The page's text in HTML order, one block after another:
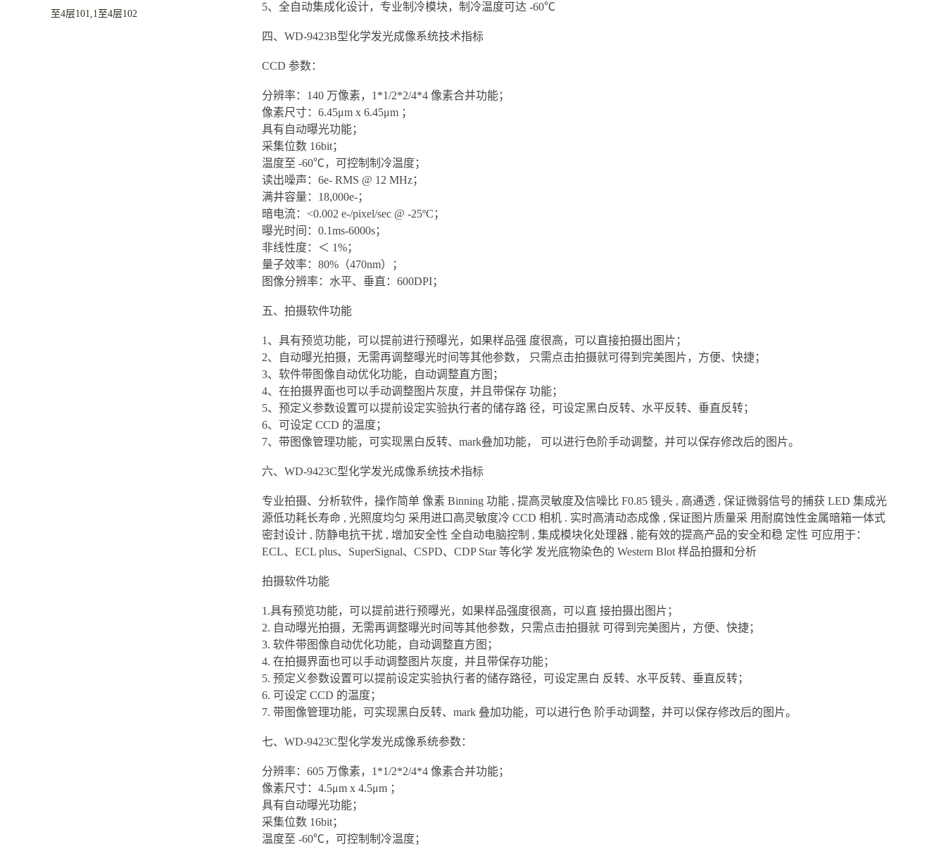
至4层101,1至4层102
5、全自动集成化设计，专业制冷模块，制冷温度可达 -60℃
四、WD-9423B型化学发光成像系统技术指标
CCD 参数：
分辨率：140 万像素，1*1/2*2/4*4 像素合并功能；
像素尺寸：6.45μm x 6.45μm ；
具有自动曝光功能；
采集位数 16bit；
温度至 -60℃，可控制制冷温度；
读出噪声：6e- RMS @ 12 MHz；
满井容量：18,000e-；
暗电流：<0.002 e-/pixel/sec @ -25ºC；
曝光时间：0.1ms-6000s；
非线性度：＜ 1%；
量子效率：80%（470nm）；
图像分辨率：水平、垂直：600DPI；
五、拍摄软件功能
1、具有预览功能，可以提前进行预曝光，如果样品强 度很高，可以直接拍摄出图片；
2、自动曝光拍摄，无需再调整曝光时间等其他参数， 只需点击拍摄就可得到完美图片，方便、快捷；
3、软件带图像自动优化功能，自动调整直方图；
4、在拍摄界面也可以手动调整图片灰度，并且带保存 功能；
5、预定义参数设置可以提前设定实验执行者的储存路 径，可设定黑白反转、水平反转、垂直反转；
6、可设定 CCD 的温度；
7、带图像管理功能，可实现黑白反转、mark叠加功能， 可以进行色阶手动调整，并可以保存修改后的图片。
六、WD-9423C型化学发光成像系统技术指标
专业拍摄、分析软件，操作简单 像素 Binning 功能 , 提高灵敏度及信噪比 F0.85 镜头 , 高通透 , 保证微弱信号的捕获 LED 集成光
源低功耗长寿命 , 光照度均匀 采用进口高灵敏度冷 CCD 相机 . 实时高清动态成像 , 保证图片质量采 用耐腐蚀性金属暗箱一体式
密封设计 , 防静电抗干扰 , 增加安全性 全自动电脑控制 , 集成模块化处理器 , 能有效的提高产品的安全和稳 定性 可应用于：
ECL、ECL plus、SuperSignal、CSPD、CDP Star 等化学 发光底物染色的 Western Blot 样品拍摄和分析
拍摄软件功能
1.具有预览功能，可以提前进行预曝光，如果样品强度很高，可以直 接拍摄出图片；
2. 自动曝光拍摄，无需再调整曝光时间等其他参数，只需点击拍摄就 可得到完美图片，方便、快捷；
3. 软件带图像自动优化功能，自动调整直方图；
4. 在拍摄界面也可以手动调整图片灰度，并且带保存功能；
5. 预定义参数设置可以提前设定实验执行者的储存路径，可设定黑白 反转、水平反转、垂直反转；
6. 可设定 CCD 的温度；
7. 带图像管理功能，可实现黑白反转、mark 叠加功能，可以进行色 阶手动调整，并可以保存修改后的图片。
七、WD-9423C型化学发光成像系统参数：
分辨率：605 万像素，1*1/2*2/4*4 像素合并功能；
像素尺寸：4.5μm x 4.5μm ；
具有自动曝光功能；
采集位数 16bit；
温度至 -60℃，可控制制冷温度；